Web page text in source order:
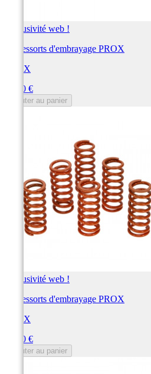
Exclusivité web !
Kit ressorts d'embrayage PROX
PROX
38,50 €
Ajouter au panier
Exclusivité web !
Kit ressorts d'embrayage PROX
PROX
38,50 €
Ajouter au panier